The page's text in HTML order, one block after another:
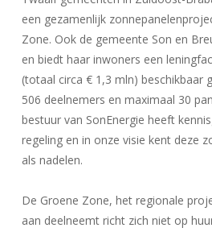
een gezamenlijk
Zone. Ook de gemeente Son en
en biedt haar inwoners een
(totaal circa € 1,3 mln) beschikbaar
506 deelnemers en maximaal 30
bestuur van SonEnergie heeft
regeling en in onze visie kent deze
als nadelen.
De Groene Zone, het regionale
aan deelneemt richt zich niet op